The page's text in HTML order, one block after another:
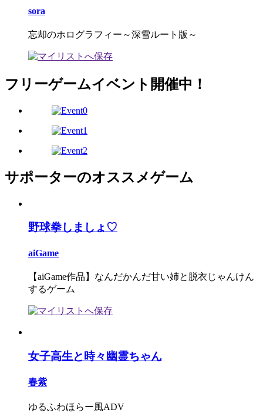
sora
忘却のホログラフィー～深雪ルート版～
フリーゲームイベント開催中！
サポーターのオススメゲーム
野球拳しましょ♡
aiGame
【aiGame作品】なんだかんだ甘い姉と脱衣じゃんけん
するゲーム
女子高生と時々幽霊ちゃん
春紫
ゆるふわほらー風ADV